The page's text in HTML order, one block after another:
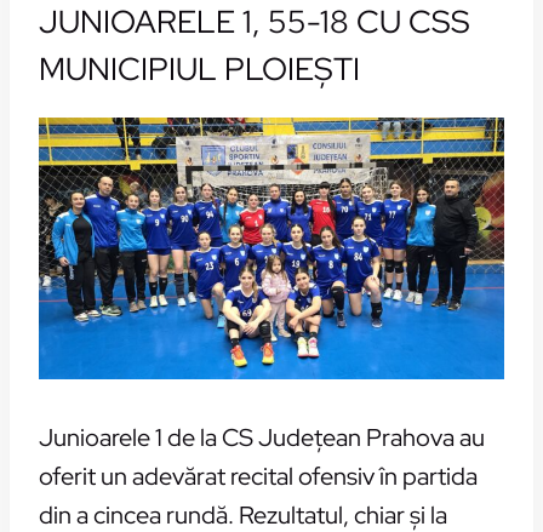
JUNIOARELE 1, 55-18 CU CSS
MUNICIPIUL PLOIEŞTI
Junioarele 1 de la CS Judeţean Prahova au
oferit un adevărat recital ofensiv în partida
din a cincea rundă. Rezultatul, chiar şi la